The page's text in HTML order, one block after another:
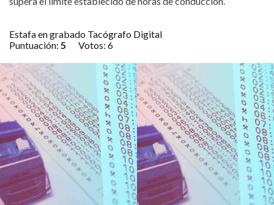
Estafa en grabado Tacógrafo Digital
Puntuación: 5 Votos: 6